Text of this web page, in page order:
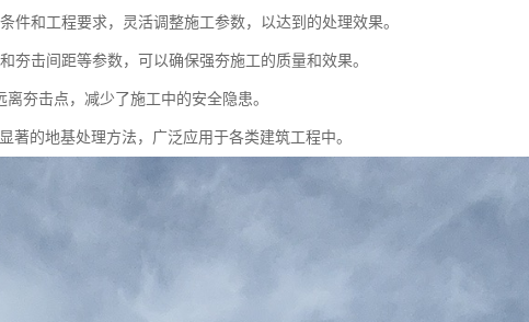
件和工程要求，灵活调整施工参数，以达到的处理效果。
夯击间距等参数，可以确保强夯施工的质量和效果。
夯击点，减少了施工中的安全隐患。
著的地基处理方法，广泛应用于各类建筑工程中。